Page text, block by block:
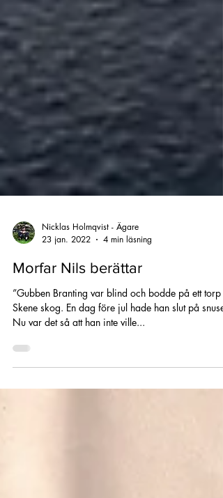
Nicklas Holmqvist - Ägare
23 jan. 2022
4 min läsning
Morfar Nils berättar
”Gubben Branting var blind och bodde på ett torp i
Skene skog. En dag före jul hade han slut på snuset.